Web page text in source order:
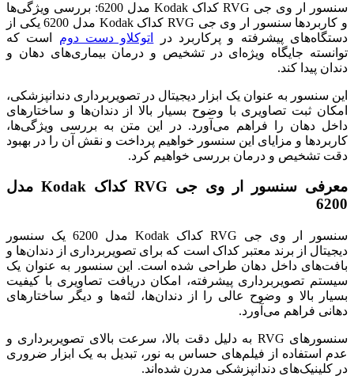
سنسور ار وی جی RVG کداک Kodak مدل 6200: بررسی ویژگی‌ها
و کاربردها سنسور ار وی جی RVG کداک Kodak مدل 6200 یکی از
دستگاه‌های پیشرفته و پرکاربرد در
اتوکلاو دست دوم است که
توانسته جایگاه ویژه‌ای در تشخیص و درمان بیماری‌های دهان و
دندان پیدا کند.
این سنسور به عنوان یک ابزار دیجیتال در تصویربرداری دندانپزشکی،
امکان ثبت تصاویری با وضوح بسیار بالا از دندان‌ها و ساختارهای
داخل دهان را فراهم می‌آورد. در این متن به بررسی ویژگی‌ها،
کاربردها و مزایای این سنسور خواهیم پرداخت و نقش آن را در بهبود
دقت تشخیص و درمان بررسی خواهیم کرد.
معرفی سنسور ار وی جی RVG کداک Kodak مدل
6200
سنسور ار وی جی RVG کداک Kodak مدل 6200 یک سنسور
دیجیتال از برند معتبر کداک است که برای تصویربرداری از دندان‌ها و
بافت‌های داخل دهان طراحی شده است. این سنسور به عنوان یک
سیستم تصویربرداری پیشرفته، امکان دریافت تصاویری با کیفیت
بسیار بالا و وضوح عالی را از دندان‌ها، لثه‌ها و دیگر ساختارهای
دهانی فراهم می‌آورد.
سنسورهای RVG به دلیل دقت بالا، سرعت بالای تصویربرداری و
عدم استفاده از فیلم‌های حساس به نور، تبدیل به یک ابزار ضروری
در کلینیک‌های دندانپزشکی مدرن شده‌اند.